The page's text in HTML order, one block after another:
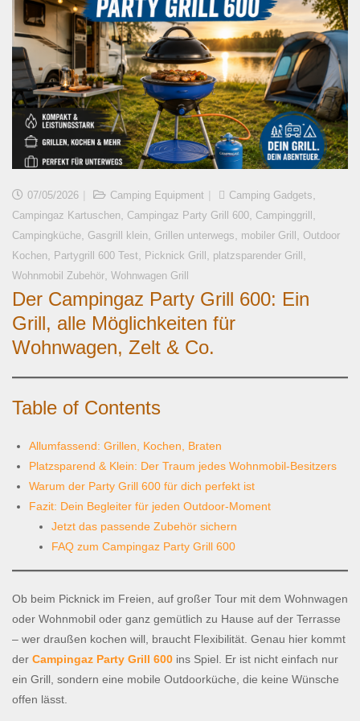
07/05/2026 Camping Equipment Camping Gadgets
Campingaz Kartuschen Campingaz Party Grill 600 Campinggrill
Campingküche Gasgrill klein Grillen unterwegs mobiler Grill
Outdoor
Kochen Partygrill 600 Test Picknick Grill platzsparender Grill
Wohnmobil Zubehör Wohnwagen Grill
Der Campingaz Party Grill 600: Ein
Grill, alle Möglichkeiten für
Wohnwagen, Zelt & Co.
Table of Contents
Allumfassend: Grillen, Kochen, Braten
Platzsparend & Klein: Der Traum jedes Wohnmobil-Besitzers
Warum der Party Grill 600 für dich perfekt ist
Fazit: Dein Begleiter für jeden Outdoor-Moment
Jetzt das passende Zubehör sichern
FAQ zum Campingaz Party Grill 600
Ob beim Picknick im Freien, auf großer Tour mit dem Wohnwagen
oder Wohnmobil oder ganz gemütlich zu Hause auf der Terrasse
– wer draußen kochen will, braucht Flexibilität. Genau hier kommt
der Campingaz Party Grill 600 ins Spiel. Er ist nicht einfach nur
ein Grill, sondern eine mobile Outdoorküche, die keine Wünsche
offen lässt.